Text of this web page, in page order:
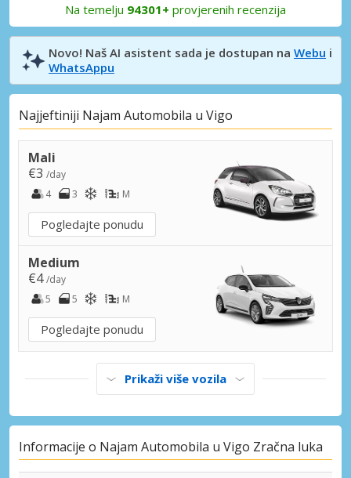
Na temelju 94301+ provjerenih recenzija
Novo! Naš AI asistent sada je dostupan na Webu i
WhatsAppu
Najjeftiniji Najam Automobila u Vigo
Mali
€3 /day
4
3 M
Pogledajte ponudu
Medium
€4/day
5
5 M
Pogledajte ponudu
Prikaži više vozila
Informacije o Najam Automobila u Vigo Zračna luka